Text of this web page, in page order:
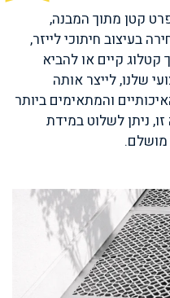
קטן מתוך המבנה,
בעיצוב חיתוכי לייזר,
קיים או להביא
שלנו, לייצר אותה
והמתאימים ביותר
ניתן לשלוט במידת
מושלם.